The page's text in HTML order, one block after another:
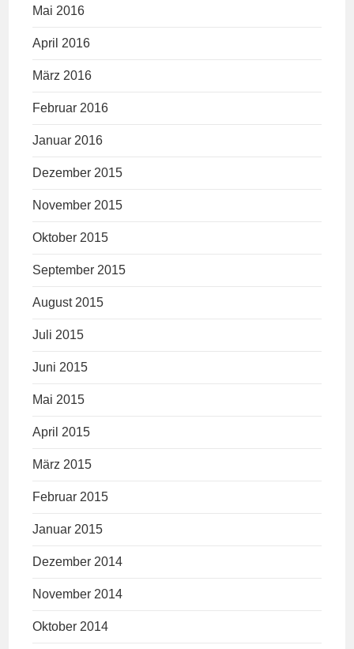
Mai 2016
April 2016
März 2016
Februar 2016
Januar 2016
Dezember 2015
November 2015
Oktober 2015
September 2015
August 2015
Juli 2015
Juni 2015
Mai 2015
April 2015
März 2015
Februar 2015
Januar 2015
Dezember 2014
November 2014
Oktober 2014